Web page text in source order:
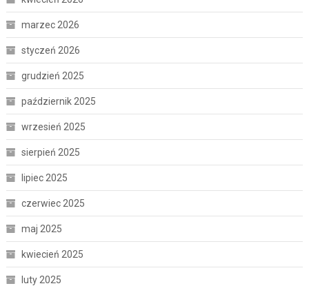
marzec 2026
styczeń 2026
grudzień 2025
październik 2025
wrzesień 2025
sierpień 2025
lipiec 2025
czerwiec 2025
maj 2025
kwiecień 2025
luty 2025